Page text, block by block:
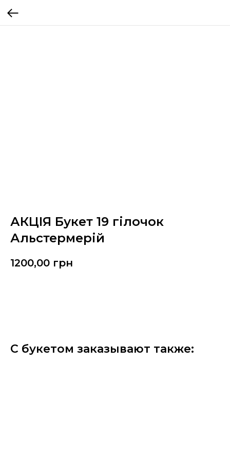
АКЦІЯ Букет 19 гілочок
Альстермерій
1200,00 грн
С букетом заказывают также: